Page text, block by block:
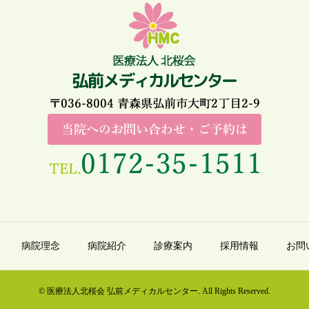
病院理念 病院紹介 診療案内 採用情報 お問
© 医療法人北桜会 弘前メディカルセンター. All Rights Reserved.